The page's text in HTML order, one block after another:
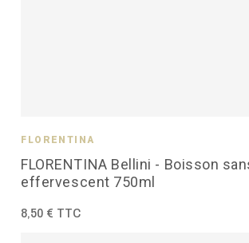
FLORENTINA Bellini - Boisson
effervescent 750ml
FLORENTINA
8,50 € TTC